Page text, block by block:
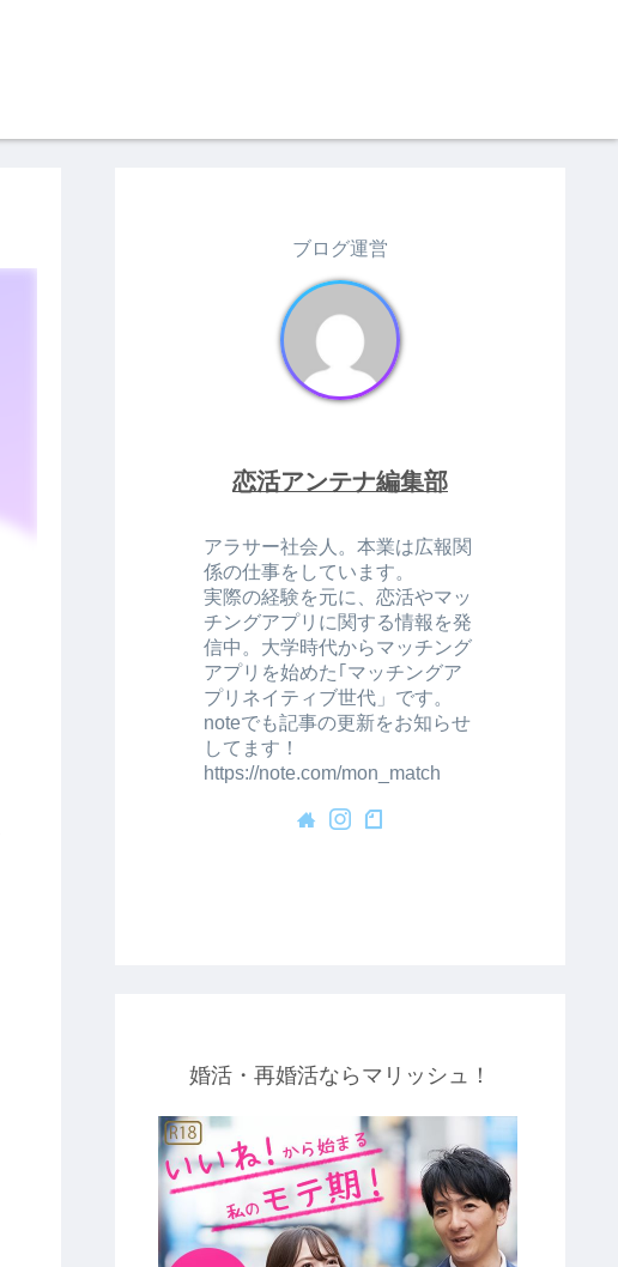
ブログ運営
恋活アンテナ編集部
アラサー社会人。本業は広報関
係の仕事をしています。
実際の経験を元に、恋活やマッ
チングアプリに関する情報を発
信中。大学時代からマッチング
アプリを始めた｢マッチングア
プリネイティブ世代」です。
noteでも記事の更新をお知らせ
してます！
https://note.com/mon_match
婚活・再婚活ならマリッシュ！